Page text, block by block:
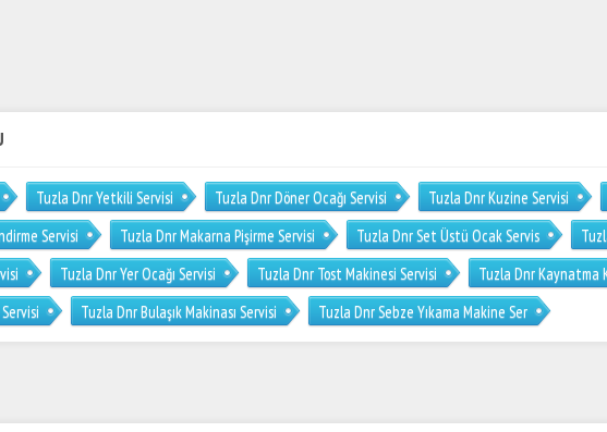
Tuzla Dnr Yetkili Servisi Tuzla Dnr Döner Ocağı Servisi Tuzla Dnr Kuzine Servisi
Servisi
Tuzla Dnr Makarna Pişirme Servisi Tuzla Dnr Set Üstü Ocak Servis
Tuzla Dnr Yer Ocağı Servisi Tuzla Dnr Tost Makinesi Servisi Tuzla Dnr Kaynatma
Tuzla Dnr Bulaşık Makinası Servisi Tuzla Dnr Sebze Yıkama Makine Ser